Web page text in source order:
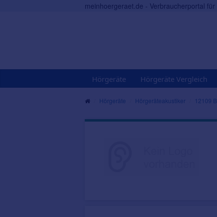
meinhoergeraet.de - Verbraucherportal
Hörgeräte Hörgeräte Vergleich
Hörgeräte Hörgeräteakustiker 12109